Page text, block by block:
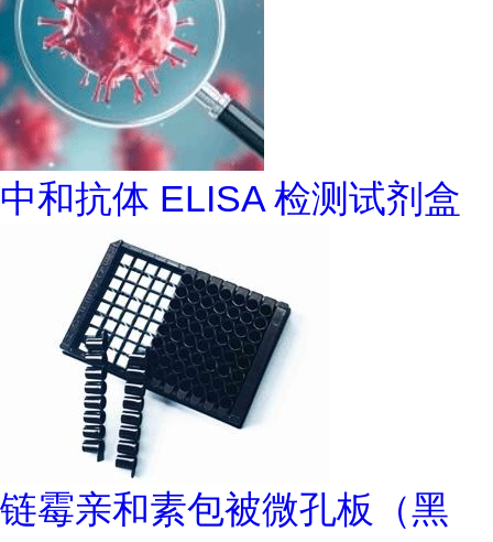
中和抗体 ELISA 检测试剂盒
链霉亲和素包被微孔板（黑